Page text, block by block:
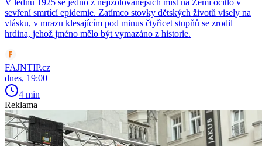
V lednu 1925 se jedno z nejizolovanějších míst na Zemi ocitlo v
sevření smrtící epidemie. Zatímco stovky dětských životů visely na
vlásku, v mrazu klesajícím pod minus čtyřicet stupňů se zrodil
hrdina, jehož jméno mělo být vymazáno z historie.
FAJNTIP.cz
dnes, 19:00
4 min
Reklama